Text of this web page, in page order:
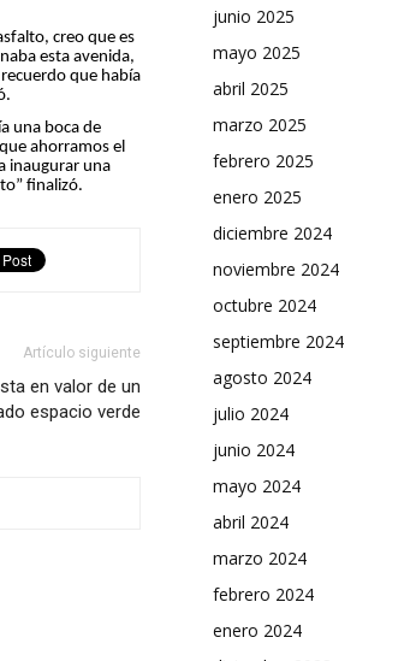
creo que es
esta avenida,
que había
una boca de
ahorramos el
inaugurar una
finalizó.
Artículo siguiente
en valor de un
espacio verde
junio 2025
mayo 2025
abril 2025
marzo 2025
febrero 2025
enero 2025
diciembre 2024
noviembre 2024
octubre 2024
septiembre 2024
agosto 2024
julio 2024
junio 2024
mayo 2024
abril 2024
marzo 2024
febrero 2024
enero 2024